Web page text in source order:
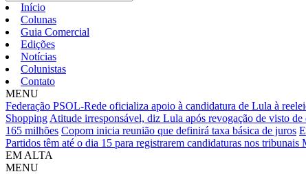
Início
Colunas
Guia Comercial
Edições
Notícias
Colunistas
Contato
MENU
Federação PSOL-Rede oficializa apoio à candidatura de Lula à
Shopping Atitude irresponsável, diz Lula após revogação de visto de
165 milhões Copom inicia reunião que definirá taxa básica de juros
Partidos têm até o dia 15 para registrarem candidaturas nos tribunais
EM ALTA
MENU